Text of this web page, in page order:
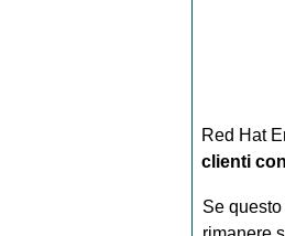
Red Hat
clienti
Se